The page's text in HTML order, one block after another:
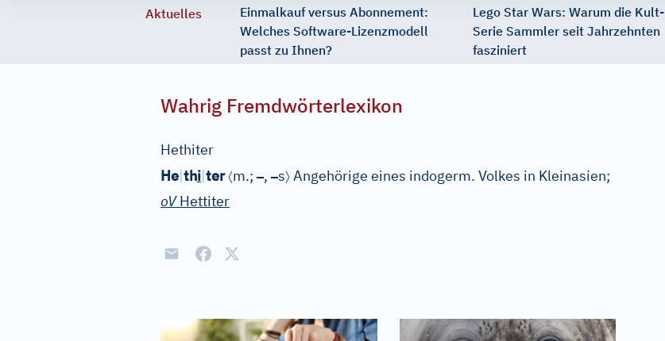
Aktuelles
Einmalkauf versus Abonnement:
Welches Software-Lizenzmodell
passt zu Ihnen?
Lego Star Wars: Warum die Kult-
Serie Sammler seit Jahrzehnten
fasziniert
Wahrig Fremdwörterlexikon
Hethiter
He|thi|ter〈m.;–,–s〉Angehörige eines indogerm. Volkes in Kleinasien;
oVHettiter